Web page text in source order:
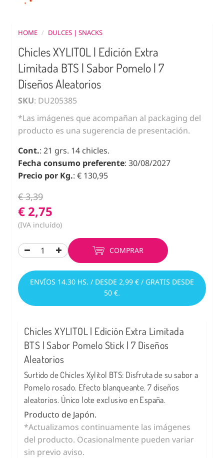
HOME / DULCES | SNACKS
Chicles XYLITOL | Edición Extra
Limitada BTS | Sabor Pomelo | 7
Diseños Aleatorios
SKU: DU205385
*Las imágenes que acompañan al packaging del
producto es una sugerencia de presentación.
Cont.: 21 grs. 14 chicles.
Fecha consumo preferente: 30/08/2027
Precio por Kg.: € 130,95
€ 3,39
€ 2,75
(IVA incluído)
COMPRAR
ENVÍOS 14.30 HS. / DESDE 2,99 € / GRATIS DESDE
50 €.
Chicles XYLITOL | Edición Extra Limitada
BTS | Sabor Pomelo Stick | 7 Diseños
Aleatorios
Surtido de Chicles Xylitol BTS: Disfruta de su sabor a
Pomelo rosado. Efecto blanqueante. 7 diseños
aleatorios. Único lote exclusivo en España.
Producto de Japón.
*Actualizamos continuamente las imágenes
del producto. Ocasionalmente pueden variar
sin previo aviso.